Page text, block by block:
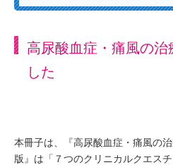
高尿酸血症・痛風の
した
本冊子は、『高尿酸血症・痛風の
版』は「７つのクリニカルクエス